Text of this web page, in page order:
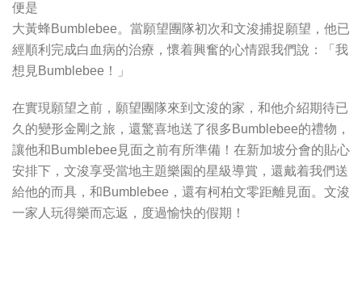
便是
大黃蜂Bumblebee。當願望團隊初次和文浚捕捉願望，他已
經順利完成白血病的治療，懷着興奮的心情跟我們說：「我
想見Bumblebee！」
在實現願望之前，願望團隊來到文浚的家，和他介紹期待已
久的變形金剛之旅，還驚喜地送了很多Bumblebee的禮物，
讓他和Bumblebee見面之前有所準備！在新加坡分會的貼心
安排下，文浚享受當地主題樂園的星級導賞，還戴着我們送
給他的而具，和Bumblebee，還有柯柏文零距離見面。文浚
一家人玩得樂而忘返，度過愉快的假期！